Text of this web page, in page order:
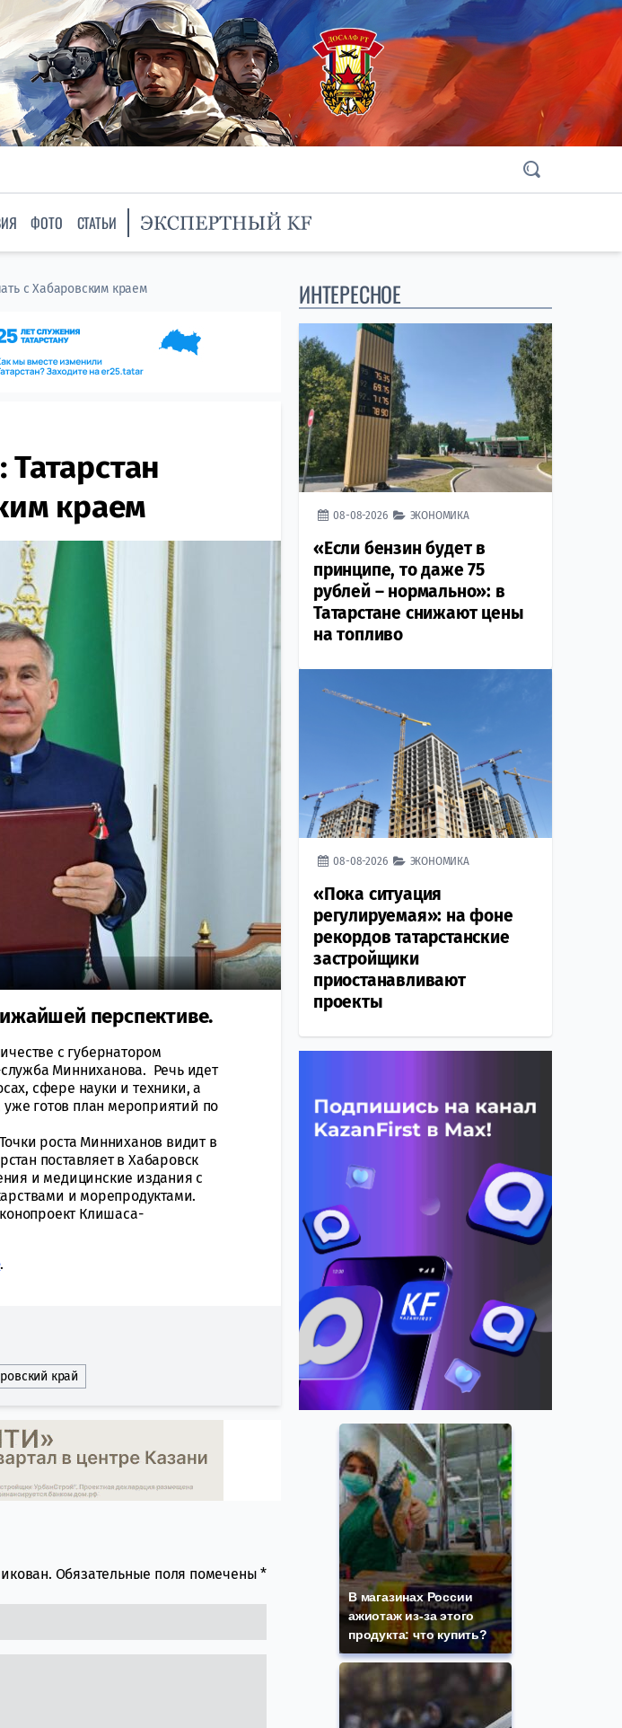
ФОТО СТАТЬИ
с Хабаровским краем
краем
перспективе.
с губернатором
Минниханова. Речь идет
сфере науки и техники, а
готов план мероприятий по
роста Минниханов видит в
поставляет в Хабаровск
и медицинские издания с
и морепродуктами.
Клишаса-
.
край
Обязательные поля помечены*
ИНТЕРЕСНОЕ
08-08-2026 ЭКОНОМИКА
«Если бензин будет в
принципе, то даже 75
рублей – нормально»: в
Татарстане снижают цены
на топливо
08-08-2026 ЭКОНОМИКА
«Пока ситуация
регулируемая»: на фоне
рекордов татарстанские
застройщики
приостанавливают
проекты
В магазинах России
ажиотаж из-за этого
продукта: что купить?